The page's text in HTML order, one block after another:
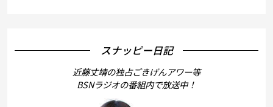
スナッピー日記
近藤丈靖の独占ごきげんアワー等
BSNラジオの番組内で放送中！